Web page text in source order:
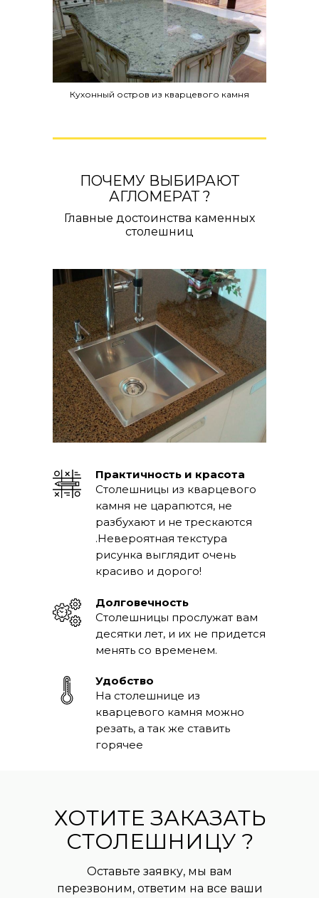
Кухонный остров из кварцевого камня
ПОЧЕМУ ВЫБИРАЮТ
АГЛОМЕРАТ ?
Главные достоинства каменных
столешниц
Практичность и красота
Столешницы из кварцевого
камня не царапются, не
разбухают и не трескаются
.Невероятная текстура
рисунка выглядит очень
красиво и дорого!
Долговечность
Столешницы прослужат вам
десятки лет, и их не придется
менять со временем.
Удобство
На столешнице из
кварцевого камня можно
резать, а так же ставить
горячее
ХОТИТЕ ЗАКАЗАТЬ
СТОЛЕШНИЦУ ?
Оставьте заявку, мы вам
перезвоним, ответим на все ваши